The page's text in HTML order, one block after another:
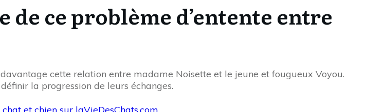
de ce problème d’entente entre
cette relation entre madame Noisette et le jeune et fougueux Voyou.
la progression de leurs échanges.